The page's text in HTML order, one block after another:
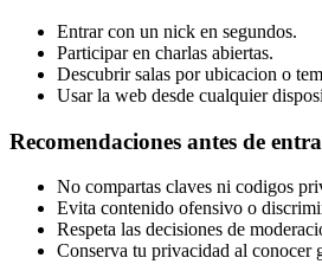
Entrar con un nick en segundos.
Participar en charlas abiertas.
Descubrir salas por ubicacion o
Usar la web desde cualquier
Recomendaciones antes de
No compartas claves ni codigos
Evita contenido ofensivo o
Respeta las decisiones de
Conserva tu privacidad al conocer